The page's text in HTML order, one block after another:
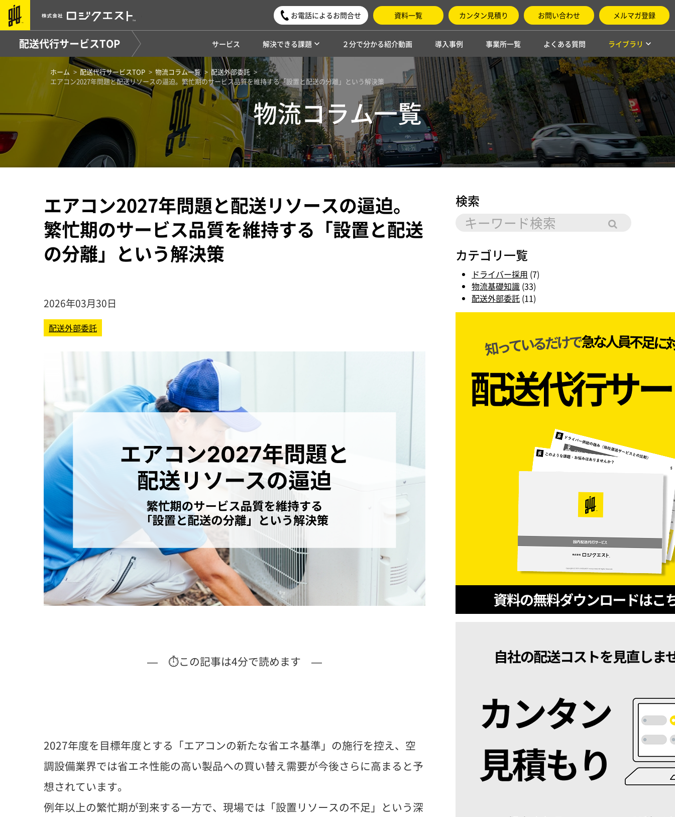
お電話によるお問合せ 資料一覧 カンタン見積り お問い合わせ メルマガ登録
配送代行サービスTOP サービス 解決できる課題 ２分で分かる紹介動画 導入事例 事業所一覧 よくある質問 ライブラリ
物流コラム一覧
ホーム 配送代行サービスTOP 物流コラム一覧
配送外部委託
エアコン2027年問題と配送リソースの逼迫。繁忙期のサービス品質を維持する「設置と配送の分離」という解決策
エアコン2027年問題と配送リソースの逼迫。
繁忙期のサービス品質を維持する「設置と配送
の分離」という解決策
2026年03月30日
配送外部委託
— ⏱この記事は4分で読めます —
2027年度を目標年度とする「エアコンの新たな省エネ基準」の施行を控え、空
調設備業界では省エネ性能の高い製品への買い替え需要が今後さらに高まると予
想されています。
例年以上の繁忙期が到来する一方で、現場では「設置リソースの不足」という深
検索
カテゴリ一覧
ドライバー採用 (7)
物流基礎知識 (33)
配送外部委託 (11)